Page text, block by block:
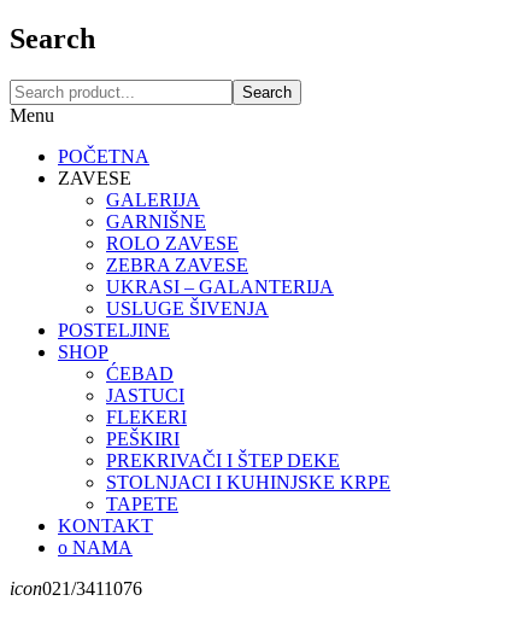
Search
Search
Menu
POČETNA
ZAVESE
GALERIJA
GARNIŠNE
ROLO ZAVESE
ZEBRA ZAVESE
UKRASI – GALANTERIJA
USLUGE ŠIVENJA
POSTELJINE
SHOP
ĆEBAD
JASTUCI
FLEKERI
PEŠKIRI
PREKRIVAČI I ŠTEP DEKE
STOLNJACI I KUHINJSKE KRPE
TAPETE
KONTAKT
o NAMA
icon021/3411076